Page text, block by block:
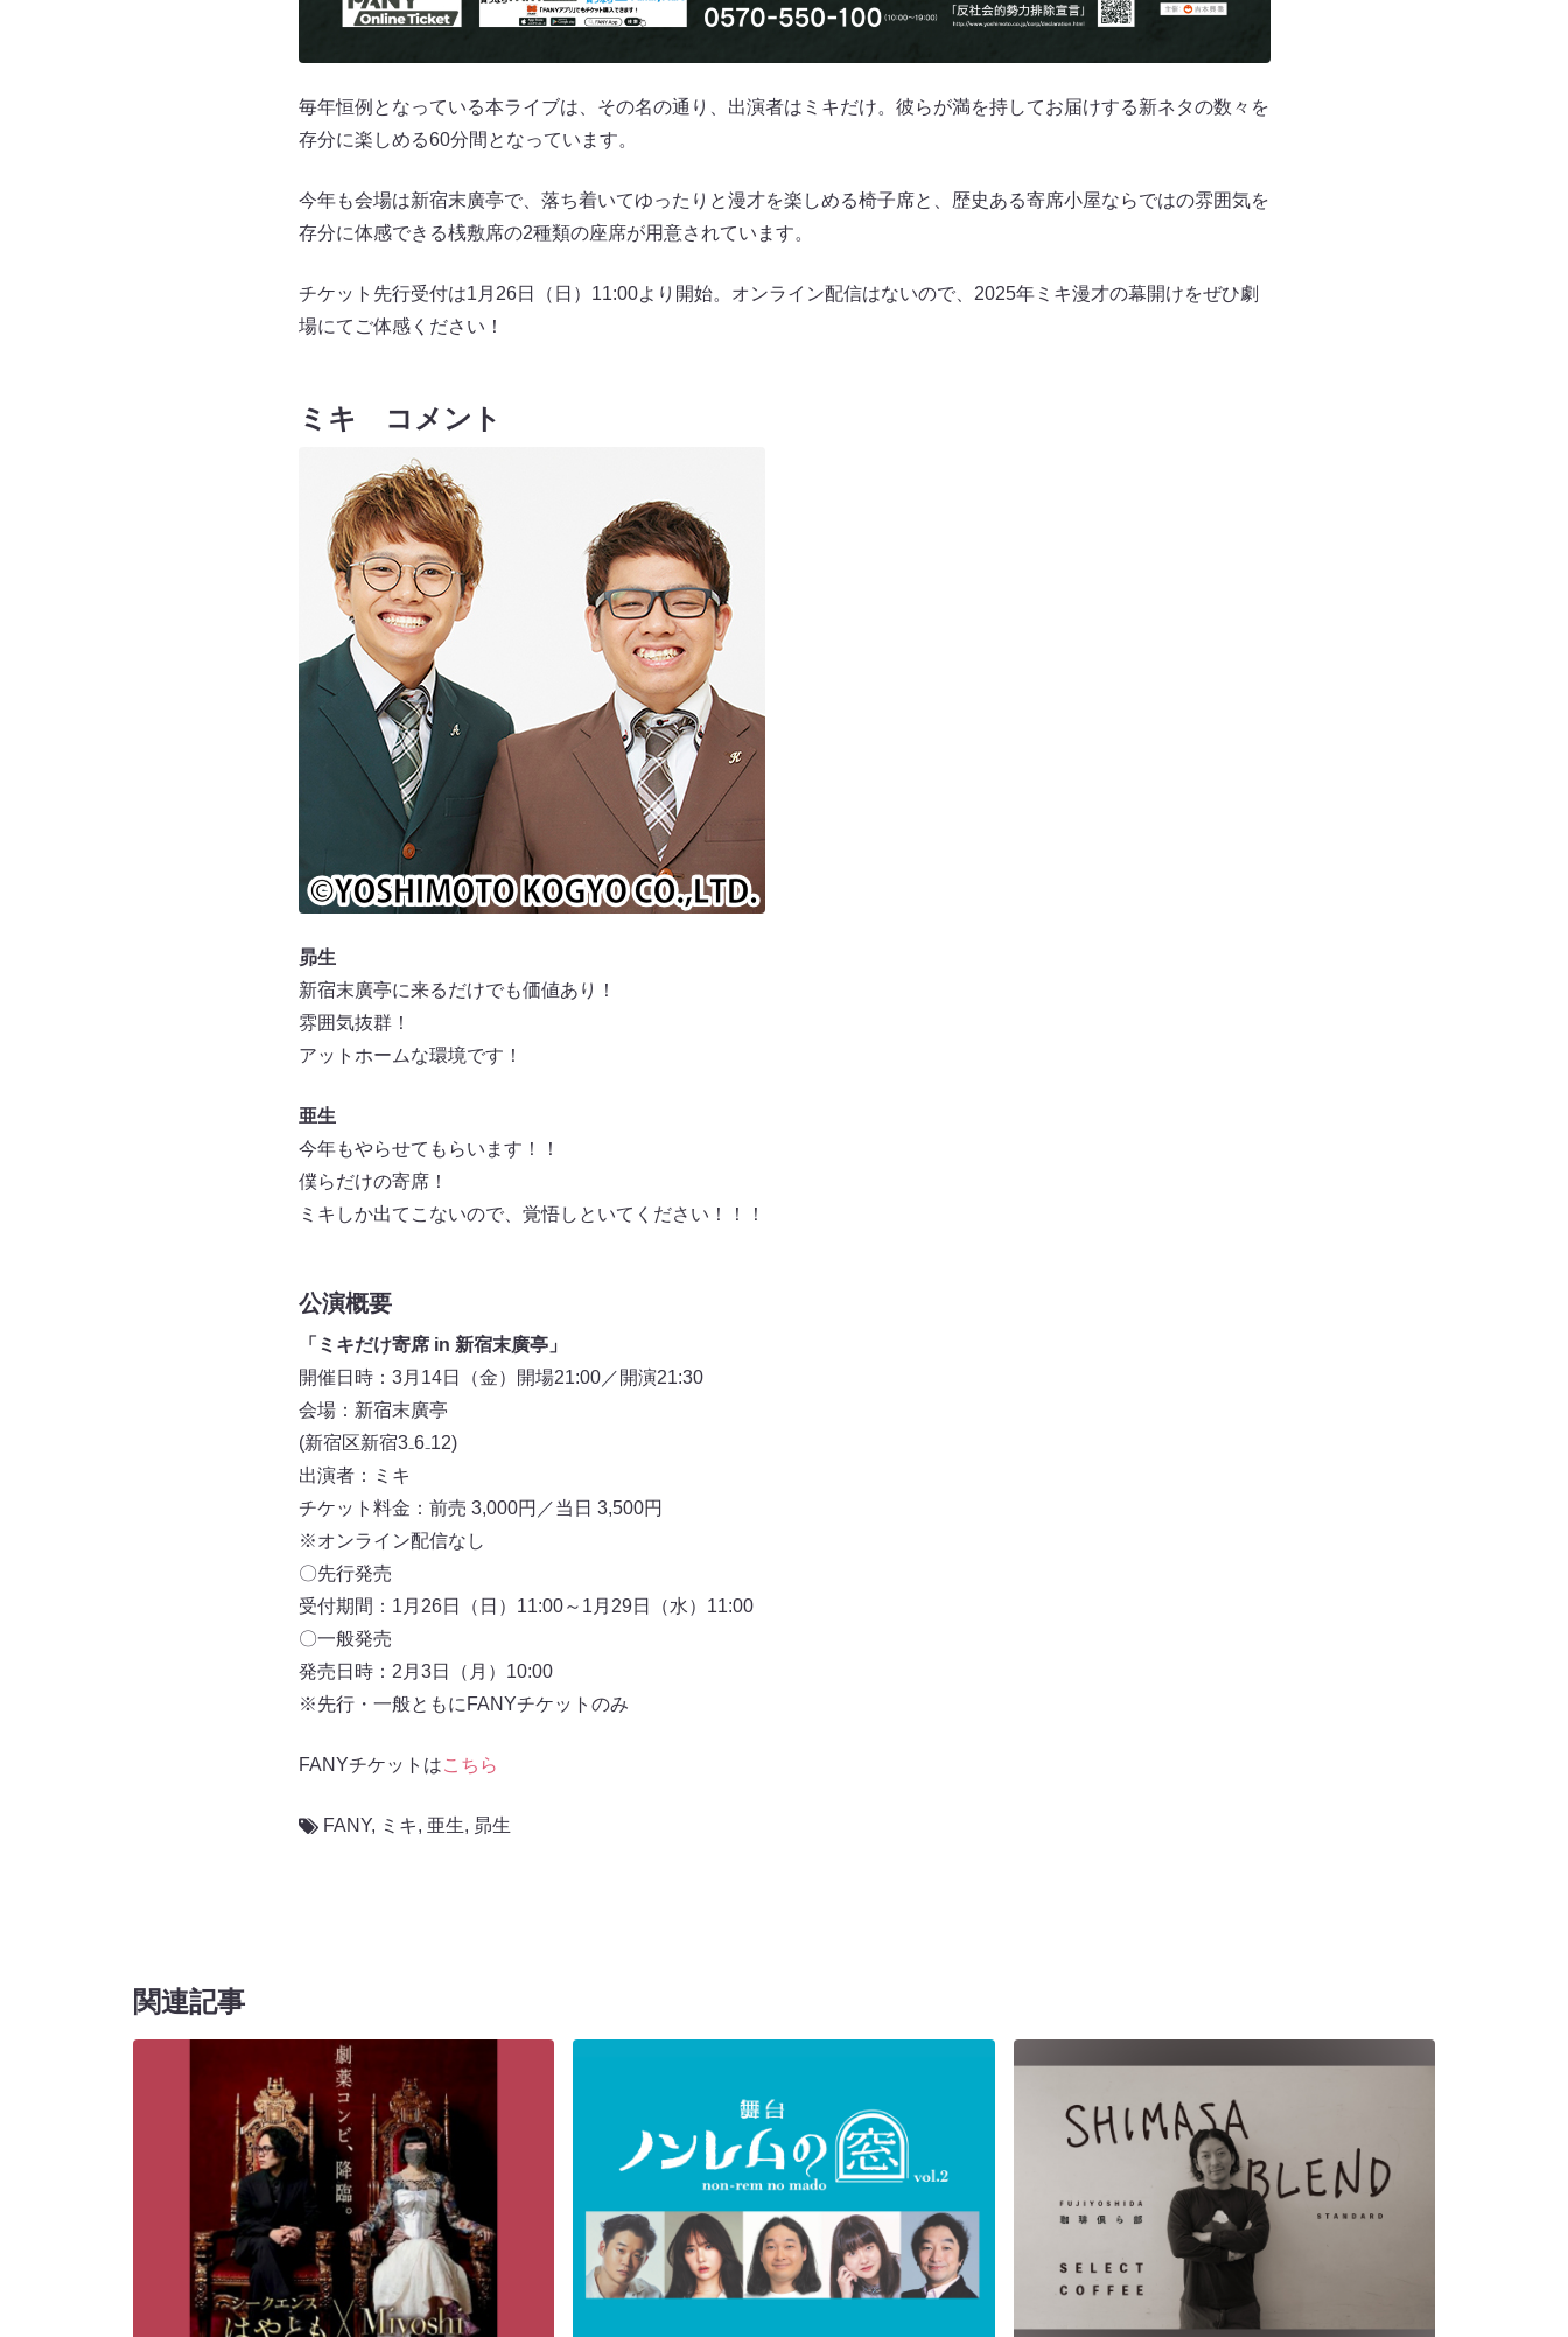
毎年恒例となっている本ライブは、その名の通り、出演者はミキだけ。彼らが満を持してお届けする新ネタの数々を
存分に楽しめる60分間となっています。
今年も会場は新宿末廣亭で、落ち着いてゆったりと漫才を楽しめる椅子席と、歴史ある寄席小屋ならではの雰囲気を
存分に体感できる桟敷席の2種類の座席が用意されています。
チケット先行受付は1月26日（日）11:00より開始。オンライン配信はないので、2025年ミキ漫才の幕開けをぜひ劇
場にてご体感ください！
ミキ コメント
昴生
新宿末廣亭に来るだけでも価値あり！
雰囲気抜群！
アットホームな環境です！
亜生
今年もやらせてもらいます！！
僕らだけの寄席！
ミキしか出てこないので、覚悟しといてください！！！
公演概要
「ミキだけ寄席 in 新宿末廣亭」
開催日時：3月14日（金）開場21:00／開演21:30
会場：新宿末廣亭
(新宿区新宿3₋6₋12)
出演者：ミキ
チケット料金：前売 3,000円／当日 3,500円
※オンライン配信なし
〇先行発売
受付期間：1月26日（日）11:00～1月29日（水）11:00
〇一般発売
発売日時：2月3日（月）10:00
※先行・一般ともにFANYチケットのみ
FANYチケットはこちら
FANY, ミキ, 亜生, 昴生
関連記事